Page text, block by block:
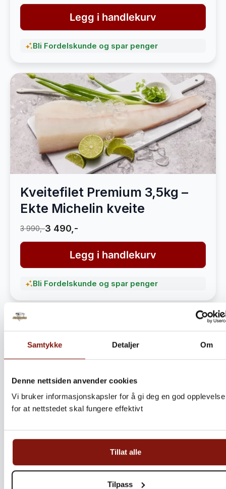
Samtykke Detaljer Om
Denne nettsiden anvender cookies
Vi bruker informasjonskapsler for å gi deg en god
for at nettstedet skal fungere effektivt
Tillat alle
Tilpass
Legg i handlekurv
Bli Fordelskunde og spar penger
Kveitefilet Premium 3,5kg –
Ekte Michelin kveite
3 990,-3 490,-
Legg i handlekurv
Bli Fordelskunde og spar penger
Steinbitkaker Dalen 5kg –
Ekte norsk håndverk fra
havet